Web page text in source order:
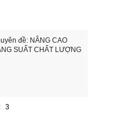
đề: NÂNG CAO
SUẤT CHẤT LƯỢNG
3